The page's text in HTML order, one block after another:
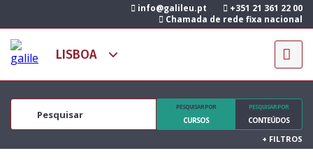
info@galileu.pt
+351 21 361 22 00
Chamada de rede fixa nacional
PESQUISAR POR
CURSOS
PESQUISAR POR
CONTEÚDOS
+ FILTROS